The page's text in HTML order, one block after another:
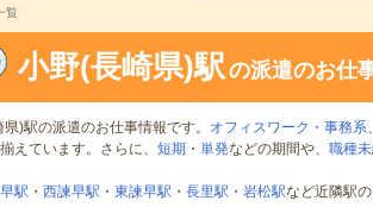
覧
小野(長崎県)駅の派遣のお仕
)駅の派遣のお仕事情報です。 オフィスワーク・事務系、
えています。さらに、 短期 ・ 単発などの期間や、 職種
駅 ・ 西諫早駅 ・ 東諫早駅 ・ 長里駅 ・ 岩松駅など近隣駅